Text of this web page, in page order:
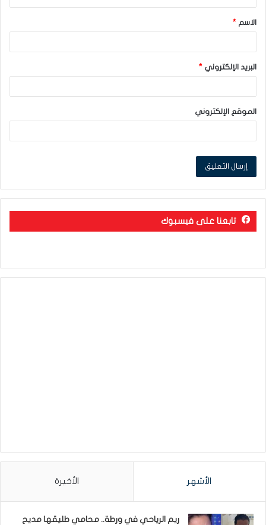
ق
*الاسم *
البريد الإلكتروني *
الموقع الإلكتروني
تابعنا على فيسبوك
الأشهر الأخيرة
ريم الرياحي في ورطة.. محامي طليقها مديح